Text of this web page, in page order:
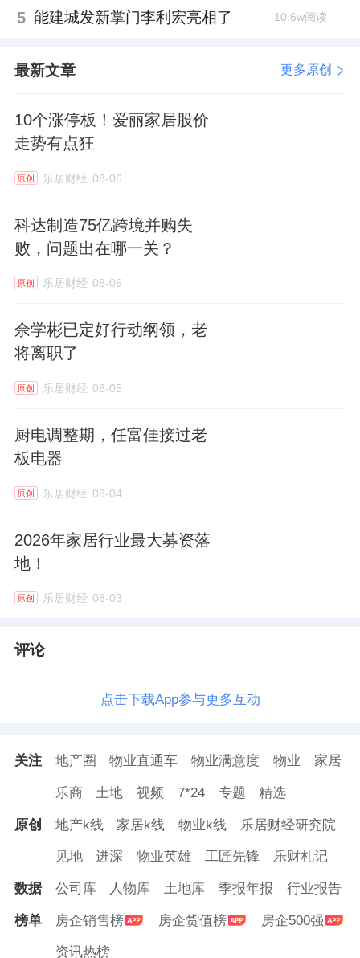
5 能建城发新掌门李利宏亮相了 10.6w阅读
最新文章 更多原创
10个涨停板！爱丽家居股价
走势有点狂
原创 乐居财经 08-06
科达制造75亿跨境并购失
败，问题出在哪一关？
原创 乐居财经 08-06
佘学彬已定好行动纲领，老
将离职了
原创 乐居财经 08-05
厨电调整期，任富佳接过老
板电器
原创 乐居财经 08-04
2026年家居行业最大募资落
地！
原创 乐居财经 08-03
评论
点击下载App参与更多互动
关注 地产圈 物业直通车 物业满意度 物业 家居
乐商 土地 视频 7*24 专题 精选
原创 地产k线 家居k线 物业k线 乐居财经研究院
见地 进深 物业英雄 工匠先锋 乐财札记
数据 公司库 人物库 土地库 季报年报 行业报告
榜单 房企销售榜 房企货值榜 房企500强
资讯热榜